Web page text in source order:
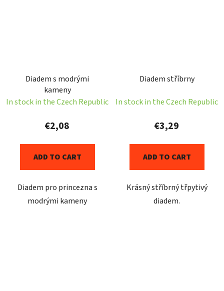
Diadem s modrými
kameny
In stock in the Czech Republic
€2,08
ADD TO CART
Diadem pro princezna s
modrými kameny
Diadem stříbrny
In stock in the Czech Republic
€3,29
ADD TO CART
Krásný stříbrný třpytivý
diadem.